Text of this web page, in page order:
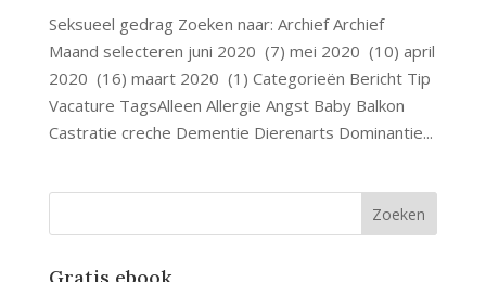
Seksueel gedrag Zoeken naar: Archief Archief
Maand selecteren juni 2020 (7) mei 2020 (10) april
2020 (16) maart 2020 (1) Categorieën Bericht Tip
Vacature TagsAlleen Allergie Angst Baby Balkon
Castratie creche Dementie Dierenarts Dominantie...